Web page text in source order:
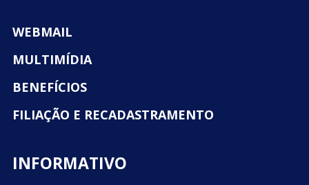
WEBMAIL
MULTIMÍDIA
BENEFÍCIOS
FILIAÇÃO E RECADASTRAMENTO
INFORMATIVO